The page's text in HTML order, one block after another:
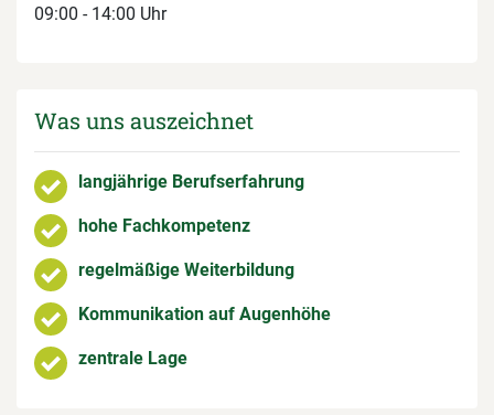
09:00 - 14:00 Uhr
Was uns auszeichnet
langjährige Berufserfahrung
hohe Fachkompetenz
regelmäßige Weiterbildung
Kommunikation auf Augenhöhe
zentrale Lage